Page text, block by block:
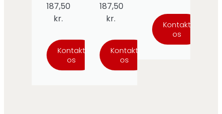
187,50
kr.
Kontakt
os
187,50
kr.
Kontakt
os
Kontakt
os